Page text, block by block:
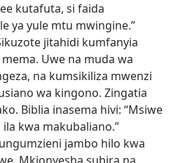
kutafuta, si faida
ya yule mtu mwingine.”
jitahidi kumfanyia
Uwe na muda wa
na kumsikiliza mwenzi
wa kingono. Zingatia
Biblia inasema hivi: “Msiwe
kwa makubaliano.”
jambo hilo kwa